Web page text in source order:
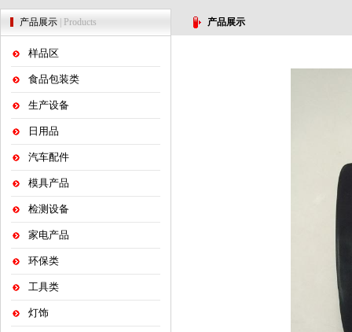
产品展示 | Products
样品区
食品包装类
生产设备
日用品
汽车配件
模具产品
检测设备
家电产品
环保类
工具类
灯饰
产品展示